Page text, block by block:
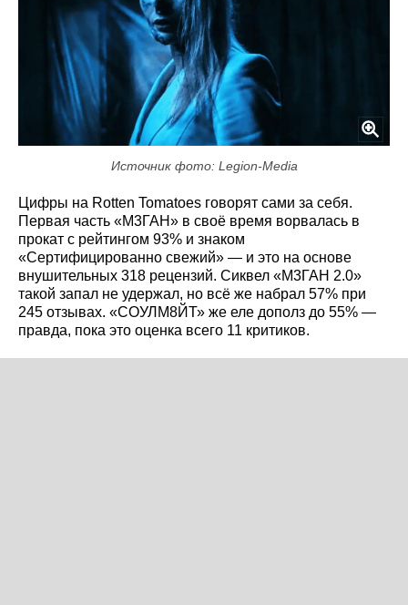
Источник фото: Legion-Media
Цифры на Rotten Tomatoes говорят сами за себя.
Первая часть «М3ГАН» в своё время ворвалась в
прокат с рейтингом 93% и знаком
«Сертифицированно свежий» — и это на основе
внушительных 318 рецензий. Сиквел «М3ГАН 2.0»
такой запал не удержал, но всё же набрал 57% при
245 отзывах. «СОУЛМ8ЙТ» же еле дополз до 55% —
правда, пока это оценка всего 11 критиков.